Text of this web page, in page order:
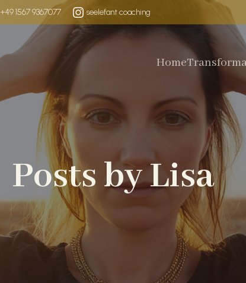
+49 1567 9367077 seelefant coaching
Home
Posts byLisa